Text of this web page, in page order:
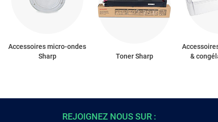
Accessoires micro-ondes
Sharp
Toner Sharp
&
REJOIGNEZ NOUS SUR :